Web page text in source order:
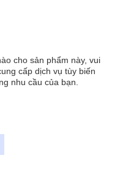
cho sản phẩm này, vui
cấp dịch vụ tùy biến
nhu cầu của bạn.